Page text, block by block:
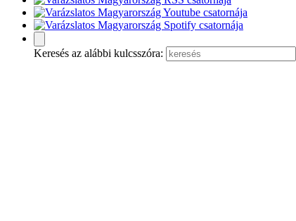
Keresés az alábbi kulcsszóra: